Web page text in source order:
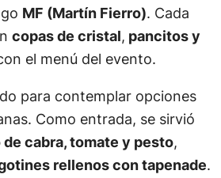
MF (Martín Fierro). Cada
copas de cristal, pancitos y
el menú del evento.
para contemplar opciones
Como entrada, se sirvió
cabra, tomate y pesto,
rellenos con tapenade.